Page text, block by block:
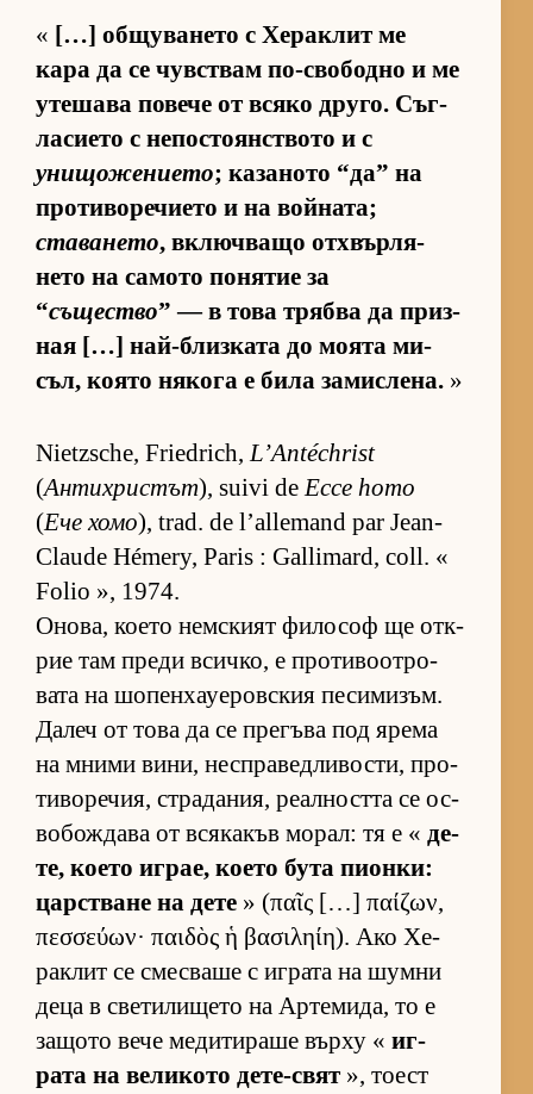
« […] об­щу­ва­нето с Хе­рак­лит ме
кара да се чув­с­т­вам по-сво­бодно и ме
уте­шава по­вече от всяко дру­го. Съг­
ла­си­ето с не­пос­то­ян­с­т­вото и с
унищожението; ка­за­ното “да” на
про­ти­во­ре­чи­ето и на вой­на­та;
ставането, включ­ващо от­х­вър­ля­
нето на са­мото по­ня­тие за
“същество” — в това трябва да приз­
ная […] най-близ­ката до мо­ята ми­
съл, ко­ято ня­кога е била за­мис­ле­на. »
Nietzsche, Friedrich,L’Antéchrist
(Антихристът), suivi deEcce homo
(Ече хомо), trad. de l’allemand par Jean-
Claude Hémery, Paris : Gallimard, coll. «
Folio », 1974.
Оно­ва, ко­ето нем­с­кият фи­ло­соф ще от­к­
рие там преди всич­ко, е про­ти­во­от­ро­
вата на шо­пен­ха­уе­ров­с­кия пе­си­ми­зъм.
Да­леч от това да се пре­гъва под ярема
на мними ви­ни, нес­п­ра­вед­ли­вос­ти, про­
ти­во­ре­чия, стра­да­ния, ре­ал­ността се ос­
во­бож­дава от вся­ка­къв мо­рал: тя е « де­
те, ко­ето иг­рае, ко­ето бута пи­он­ки:
цар­с­т­ване на дете » (παῖς […] παίζων,
πεσσεύων· παιδὸς ἡ βασιληίη). Ако Хе­
рак­лит се смес­ваше с иг­рата на шумни
деца в све­ти­ли­щето на Ар­те­ми­да, то е
за­щото вече ме­ди­ти­раше върху « иг­
рата на ве­ли­кото де­те-свят », то­ест